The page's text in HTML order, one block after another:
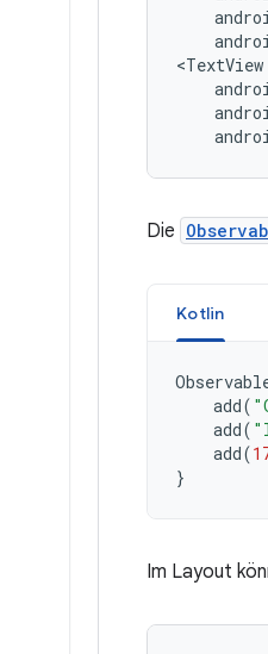
Die
Kotlin
add(
add(
add(
}
Im Layout